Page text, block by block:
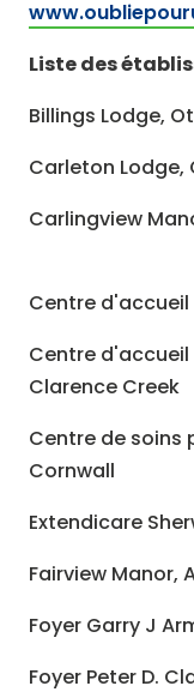
Liste des
Billings Lodge,
Carleton Lodge,
Carlingview
Centre
Centre d'accueil
Clarence Creek
Centre de soins
Cornwall
Extendicare
Fairview Manor,
Foyer Garry J
Foyer Peter D.